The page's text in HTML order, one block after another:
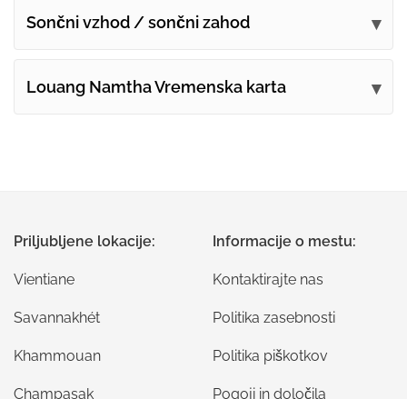
Sončni vzhod / sončni zahod
Louang Namtha Vremenska karta
Priljubljene lokacije:
Vientiane
Savannakhét
Khammouan
Champasak
Informacije o mestu:
Kontaktirajte nas
Politika zasebnosti
Politika piškotkov
Pogoji in določila